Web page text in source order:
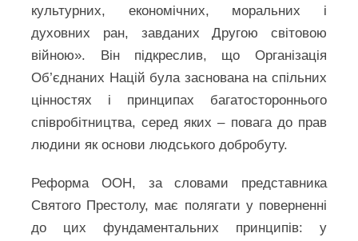
культурних, економічних, моральних і
духовних ран, завданих Другою світовою
війною». Він підкреслив, що Організація
Об’єднаних Націй була заснована на спільних
цінностях і принципах багатостороннього
співробітництва, серед яких – повага до прав
людини як основи людського добробуту.
Реформа ООН, за словами представника
Святого Престолу, має полягати у поверненні
до цих фундаментальних принципів: у